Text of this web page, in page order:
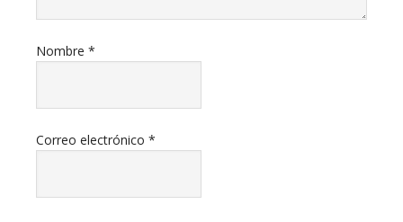
Nombre *
Correo electrónico *